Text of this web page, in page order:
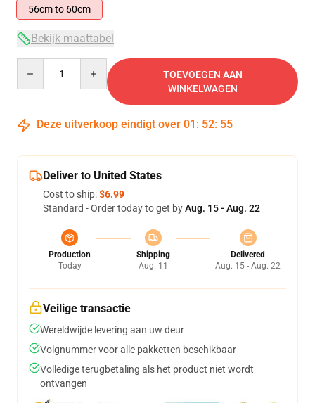
56cm to 60cm
Bekijk maattabel
TOEVOEGEN AAN
WINKELWAGEN
Deze uitverkoop eindigt over 01 : 52: 54
Deliver to United States
Cost to ship:$6.99
Standard - Order today to get byAug. 15 - Aug. 22
Production
Today
Shipping
Aug. 11
Delivered
Aug. 15 - Aug. 22
Veilige transactie
Wereldwijde levering aan uw deur
Volgnummer voor alle pakketten beschikbaar
Volledige terugbetaling als het product niet wordt
ontvangen